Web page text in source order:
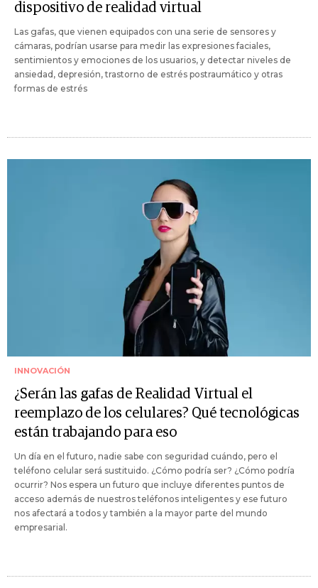
dispositivo de realidad virtual
Las gafas, que vienen equipados con una serie de sensores y
cámaras, podrían usarse para medir las expresiones faciales,
sentimientos y emociones de los usuarios, y detectar niveles de
ansiedad, depresión, trastorno de estrés postraumático y otras
formas de estrés
INNOVACIÓN
¿Serán las gafas de Realidad Virtual el
reemplazo de los celulares? Qué tecnológicas
están trabajando para eso
Un día en el futuro, nadie sabe con seguridad cuándo, pero el
teléfono celular será sustituido. ¿Cómo podría ser? ¿Cómo podría
ocurrir? Nos espera un futuro que incluye diferentes puntos de
acceso además de nuestros teléfonos inteligentes y ese futuro
nos afectará a todos y también a la mayor parte del mundo
empresarial.